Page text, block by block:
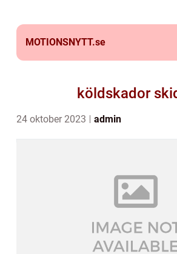
MOTIONSNYTT.se
köldskador
24 oktober 2023 admin